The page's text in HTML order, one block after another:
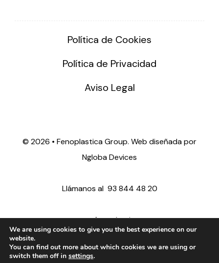
Política de Cookies
Política de Privacidad
Aviso Legal
© 2026 • Fenoplastica Group. Web diseñada por
Ngloba Devices
Llámanos al 93 844 48 20
ventas@fenoplastica.com
export@fenoplastica.com
We are using cookies to give you the best experience on our
website.
You can find out more about which cookies we are using or
switch them off in settings.